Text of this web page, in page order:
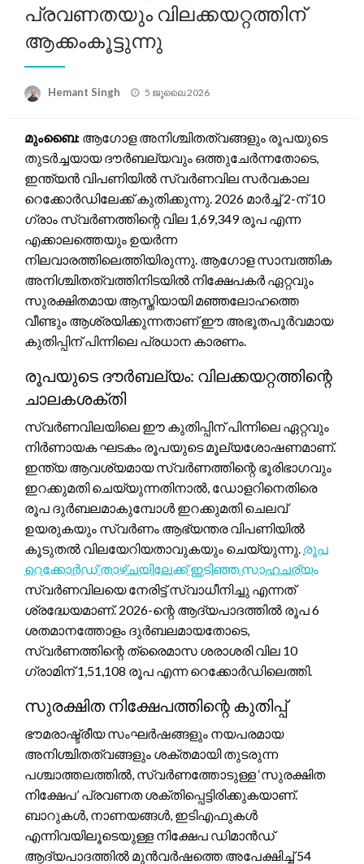
പ്രവണതയും വിലക്കയറ്റത്തിന്
ആക്കംകൂട്ടുന്നു
Hemant Singh
Posted
5 ജൂലൈ 2026
മുംബൈ: ആഗോള അനിശ്ചിതത്വങ്ങളും രൂപയുടെ
തുടർച്ചയായ ദൗർബല്യവും ഒത്തുചേർന്നതോടെ,
ഇന്ത്യൻ വിപണിയിൽ സ്വർണവില സർവകാല
റെക്കോർഡിലേക്ക് കുതിക്കുന്നു. 2026 മാർച്ച് 2-ന് 10
ഗ്രാം സ്വർണത്തിന്റെ വില 1,69,349 രൂപ എന്ന
എക്കാലത്തെയും ഉയർന്ന
നിലവാരത്തിലെത്തിയിരുന്നു. ആഗോള സാമ്പത്തിക
അനിശ്ചിതത്വത്തിനിടയിൽ നിക്ഷേപകർ ഏറ്റവും
സുരക്ഷിതമായ ആസ്തിയായി മഞ്ഞലോഹത്തെ
വീണ്ടും ആശ്രയിക്കുന്നതാണ് ഈ അഭൂതപൂർവമായ
കുതിപ്പിന് പിന്നിലെ പ്രധാന കാരണം.
രൂപയുടെ ദൗർബല്യം: വിലക്കയറ്റത്തിന്റെ
ചാലകശക്തി
സ്വർണവിലയിലെ ഈ കുതിപ്പിന് പിന്നിലെ ഏറ്റവും
നിർണായക ഘടകം രൂപയുടെ മൂല്യശോഷണമാണ്.
ഇന്ത്യ ആവശ്യമായ സ്വർണത്തിന്റെ ഭൂരിഭാഗവും
ഇറക്കുമതി ചെയ്യുന്നതിനാൽ, ഡോളറിനെതിരെ
രൂപ ദുർബലമാകുമ്പോൾ ഇറക്കുമതി ചെലവ്
ഉയരുകയും സ്വർണം ആഭ്യന്തര വിപണിയിൽ
കൂടുതൽ വിലയേറിയതാവുകയും ചെയ്യുന്നു. രൂപ
റെക്കോർഡ് താഴ്ചയിലേക്ക് ഇടിഞ്ഞ സാഹചര്യം
സ്വർണവിലയെ നേരിട്ട് സ്വാധീനിച്ചു എന്നത്
ശ്രദ്ധേയമാണ്. 2026-ന്റെ ആദ്യപാദത്തിൽ രൂപ 6
ശതമാനത്തോളം ദുർബലമായതോടെ,
സ്വർണത്തിന്റെ ത്രൈമാസ ശരാശരി വില 10
ഗ്രാമിന് 1,51,108 രൂപ എന്ന റെക്കോർഡിലെത്തി.
സുരക്ഷിത നിക്ഷേപത്തിന്റെ കുതിപ്പ്
ഭൗമരാഷ്ട്രീയ സംഘർഷങ്ങളും നയപരമായ
അനിശ്ചിതത്വങ്ങളും ശക്തമായി തുടരുന്ന
പശ്ചാത്തലത്തിൽ, സ്വർണത്തോടുള്ള ‘സുരക്ഷിത
നിക്ഷേപ’ പ്രവണത ശക്തിപ്പെട്ടിരിക്കുകയാണ്.
ബാറുകൾ, നാണയങ്ങൾ, ഇടിഎഫുകൾ
എന്നിവയിലൂടെയുള്ള നിക്ഷേപ ഡിമാൻഡ്
ആദ്യപാദത്തിൽ മുൻവർഷത്തെ അപേക്ഷിച്ച് 54